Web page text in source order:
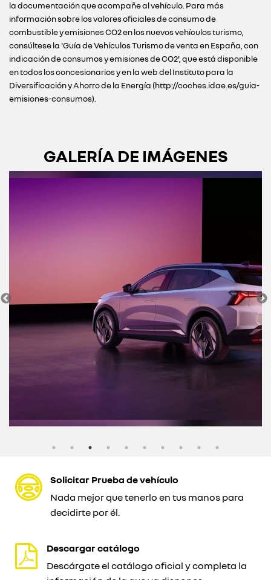
la documentación que acompañe al vehículo. Para más
información sobre los valores oficiales de consumo de
combustible y emisiones CO2 en los nuevos vehículos turismo,
consúltese la 'Guía de Vehículos Turismo de venta en España, con
indicación de consumos y emisiones de CO2', que está disponible
en todos los concesionarios y en la web del Instituto para la
Diversificación y Ahorro de la Energía (http://coches.idae.es/guia-
emisiones-consumos).
GALERÍA DE IMÁGENES
Solicitar Prueba de vehículo
Nada mejor que tenerlo en tus manos para
decidirte por él.
Descargar catálogo
Descárgate el catálogo oficial y completa la